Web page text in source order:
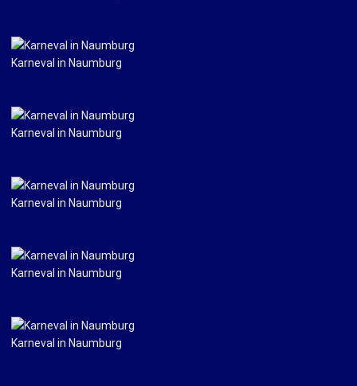
Karneval in Naumburg
Karneval in Naumburg
Karneval in Naumburg
Karneval in Naumburg
Karneval in Naumburg